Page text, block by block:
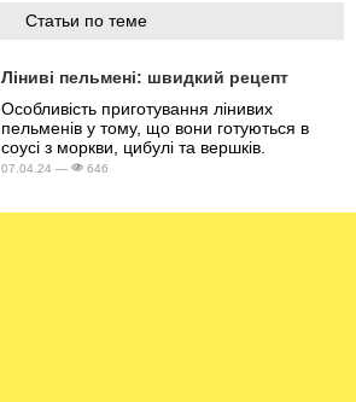
Статьи по теме
Ліниві пельмені: швидкий рецепт
Особливість приготування лінивих
пельменів у тому, що вони готуються в
соусі з моркви, цибулі та вершків.
07.04.24 — 646